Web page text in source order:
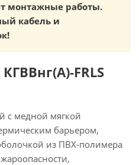
монтажные работы.
кабель и
FRLS
с медной мягкой
барьером,
из ПВХ-полимера